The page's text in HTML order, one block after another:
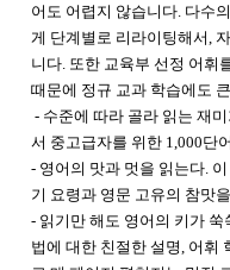
어도 어렵지 않습니다. 다수
게 단계별로 리라이팅해서,
니다. 또한 교육부 선정 어휘
때문에 정규 교과 학습에도
- 수준에 따라 골라 읽는 재
서 중고급자를 위한 1,000단
- 영어의 맛과 멋을 읽는다.
기 요령과 영문 고유의 참맛
- 읽기만 해도 영어의 키가
법에 대한 친절한 설명, 어휘